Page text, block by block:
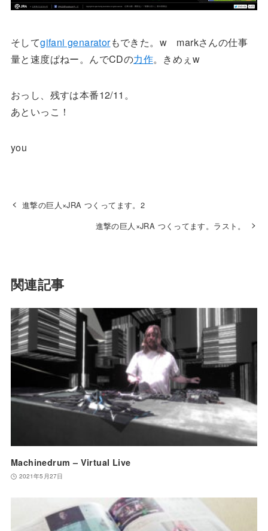
そしてgifani genaratorもできた。w markさんの仕事
量と速度ぱねー。んでCDの力作。きめぇw
おっし、残すは本番12/11。
あといっこ！
you
進撃の巨人×JRA つくってます。2
進撃の巨人×JRA つくってます。ラスト。
関連記事
Machinedrum – Virtual Live
2021年5月27日